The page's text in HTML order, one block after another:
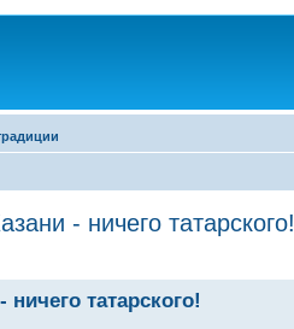
- ничего татарского!
татарского!